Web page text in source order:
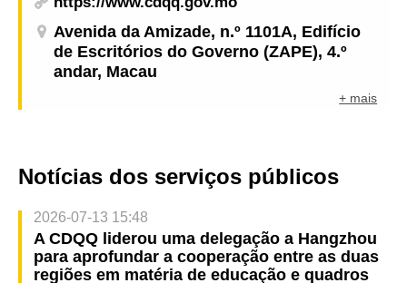
Avenida da Amizade, n.º 1101A, Edifício
de Escritórios do Governo (ZAPE), 4.º
andar, Macau
+ mais
Notícias dos serviços públicos
2026-07-13 15:48
A CDQQ liderou uma delegação a Hangzhou
para aprofundar a cooperação entre as duas
regiões em matéria de educação e quadros